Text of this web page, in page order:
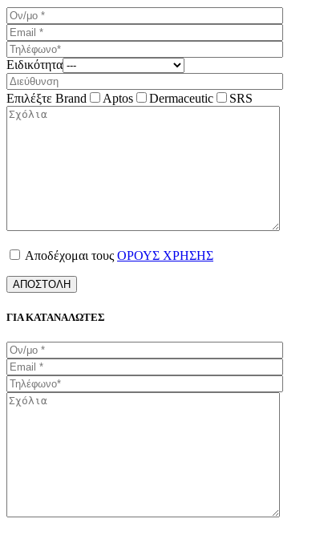
Ειδικότητα
Επιλέξτε Brand Aptos Dermaceutic SRS
Αποδέχομαι τους ΟΡΟΥΣ ΧΡΗΣΗΣ
ΓΙΑ ΚΑΤΑΝΑΛΩΤΕΣ